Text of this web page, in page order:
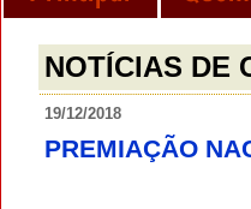
NOTÍCIAS DE
19/12/2018
PREMIAÇÃO